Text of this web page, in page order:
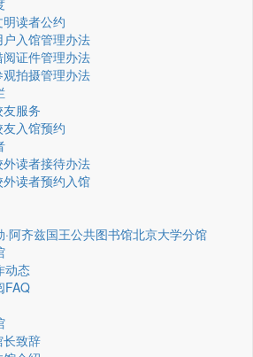
明读者公约
户入馆管理办法
阅证件管理办法
观拍摄管理办法
友服务
友入馆预约
外读者接待办法
外读者预约入馆
·阿齐兹国王公共图书馆北京大学分馆
动态
FAQ
长致辞